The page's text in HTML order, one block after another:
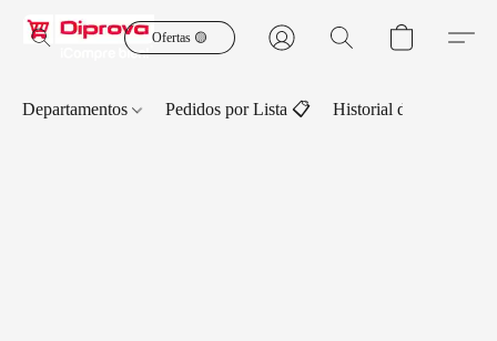
Ofertas 🟡
Departamentos Pedidos por Lista 📋 Historial de Pedidos